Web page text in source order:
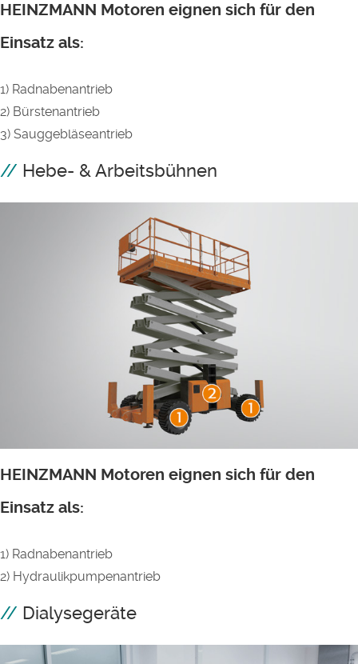
HEINZMANN Motoren eignen sich für den
Einsatz als:
1) Radnabenantrieb
2) Bürstenantrieb
3) Sauggebläseantrieb
Hebe- & Arbeitsbühnen
HEINZMANN Motoren eignen sich für den
Einsatz als:
1) Radnabenantrieb
2) Hydraulikpumpenantrieb
Dialysegeräte